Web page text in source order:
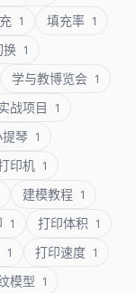
1 填充率 1
换 1
学与教博览会 1
战项目 1
提琴 1
印机 1
建模教程 1
1 打印体积 1
1 打印速度 1
模型 1